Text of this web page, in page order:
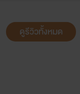
ดูรีวิวทั้งหมด